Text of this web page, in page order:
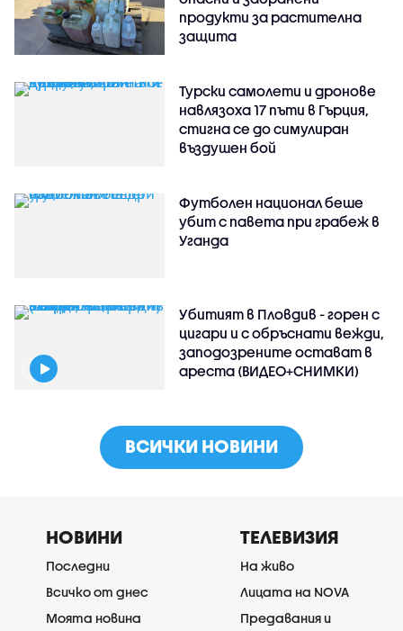
продукти за растителна
защита
Турски самолети и дронове
навлязоха 17 пъти в Гърция,
стигна се до симулиран
въздушен бой
Футболен национал беше
убит с павета при грабеж в
Уганда
Убитият в Пловдив - горен с
цигари и с обръснати вежди,
заподозрените остават в
ареста (ВИДЕО+СНИМКИ)
ВСИЧКИ НОВИНИ
НОВИНИ
Последни
Всичко от днес
Моята новина
ТЕЛЕВИЗИЯ
На живо
Лицата на NOVA
Предавания и